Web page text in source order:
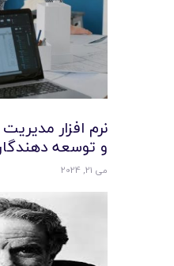
نرم افزار
و توسعه
می 21, 2024